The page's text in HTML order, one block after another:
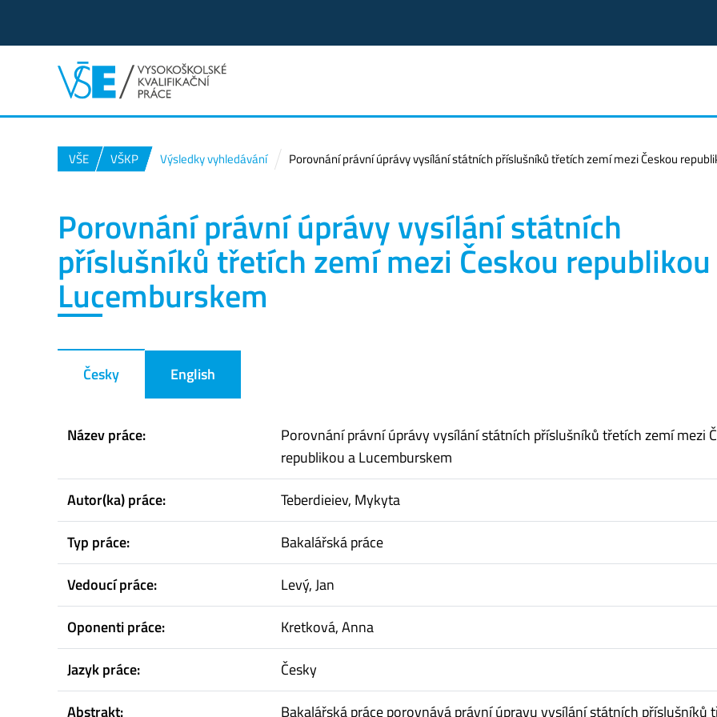
VŠE VŠKP Výsledky vyhledávání Porovnání právní úprávy vysílání státních příslušníků třetích zemí mezi Českou
Porovnání právní úprávy vysílání státních
příslušníků třetích zemí mezi Českou
Lucemburskem
Česky English
Název práce:
Porovnání právní úprávy vysílání státních příslušníků třetích zemí mezi
republikou a Lucemburskem
Autor(ka) práce:
Teberdieiev, Mykyta
Typ práce:
Bakalářská práce
Vedoucí práce:
Levý, Jan
Oponenti práce:
Kretková, Anna
Jazyk práce:
Česky
Abstrakt:
Bakalářská práce porovnává právní úpravu vysílání státních příslušníků